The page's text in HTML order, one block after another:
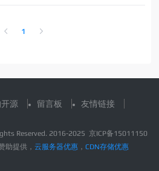
1
源 留言板
友情链接
Reserved. 2016-2025京ICP备15011150
助提供，云服务器优惠 ，CDN存储优惠